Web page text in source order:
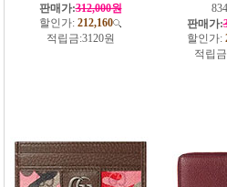
판매가:312,000원
할인가: 212,160
적립금:3120원
판매가:
할인가:
적립